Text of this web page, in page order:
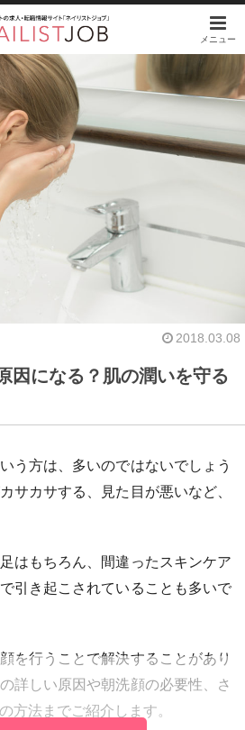
メニュー
2018.03.08
因になる？肌の潤いを守る
う方は、多いのではないでしょう
サカサする、見た目が悪いなど、
はもちろん、間違ったスキンケア
引き起こされていることも多いで
を行うことで解決することがあり
詳しい原因や朝洗顔の必要性、さ
方法までご紹介します。